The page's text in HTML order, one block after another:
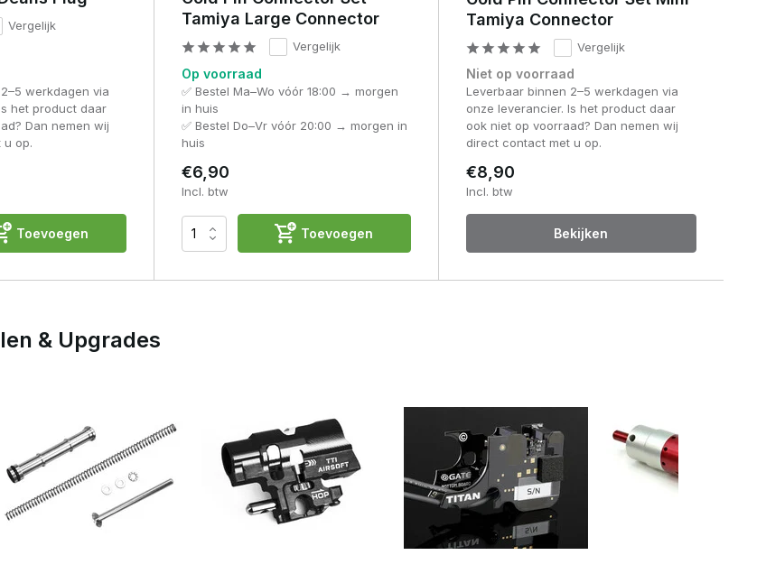
efficiëntie en betrouwbaarheid van je AEG
Vergelijk
werkdagen via
het product daar
Dan nemen wij
u op.
Toevoegen
Tamiya Large Connector
Vergelijk
Op voorraad
✅ Bestel Ma–Wo vóór 18:00 → morgen
in huis
✅ Bestel Do–Vr vóór 20:00 → morgen in
huis
€6,90
Incl. btw
Toevoegen
Tamiya Connector
Vergelijk
Niet op voorraad
Leverbaar binnen 2–5 werkdagen via
onze leverancier. Is het product daar
ook niet op voorraad? Dan nemen wij
direct contact met u op.
€8,90
Incl. btw
Bekijken
& Upgrades